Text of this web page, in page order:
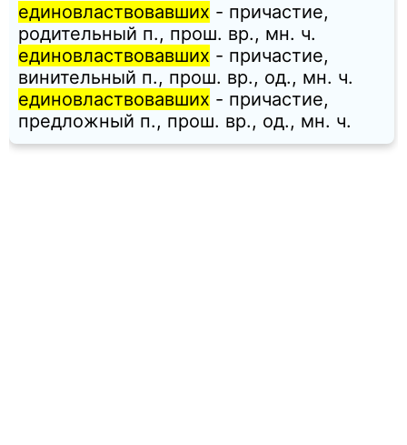
единовластвовавших - причастие,
родительный п., прош. вр., мн. ч.
единовластвовавших - причастие,
винительный п., прош. вр., од., мн. ч.
единовластвовавших - причастие,
предложный п., прош. вр., од., мн. ч.